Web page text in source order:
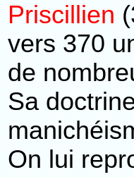
Priscillien
vers 370
de
Sa
On lui